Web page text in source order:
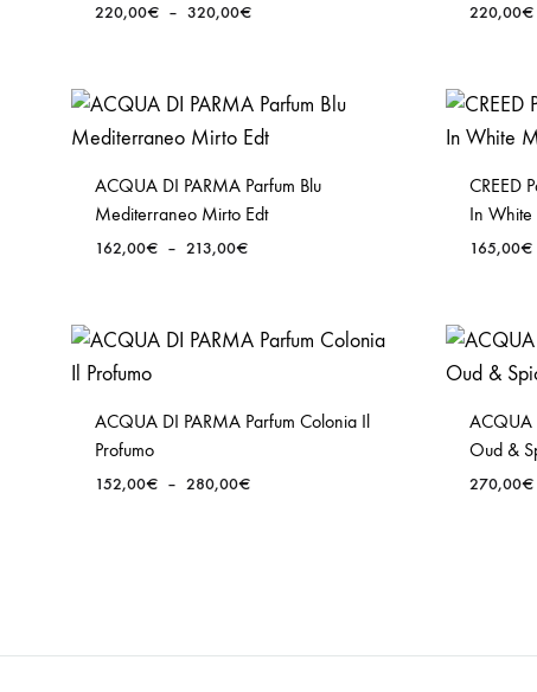
220,00€ – 320,00€Plage
à
320,00€
220,00€
ACQUA DI PARMA Parfum Blu
Mediterraneo Mirto Edt
162,00€ – 213,00€Plage
à
CREED
In White
165,00€
ACQUA DI PARMA Parfum Colonia Il
Profumo
152,00€ – 280,00€Plage
ACQUA
Oud &
270,00€